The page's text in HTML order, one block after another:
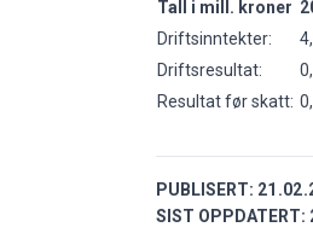
Tall i mill. kroner
Driftsinntekter:
Driftsresultat:
Resultat før skatt:
PUBLISERT:
SIST OPPDATERT: